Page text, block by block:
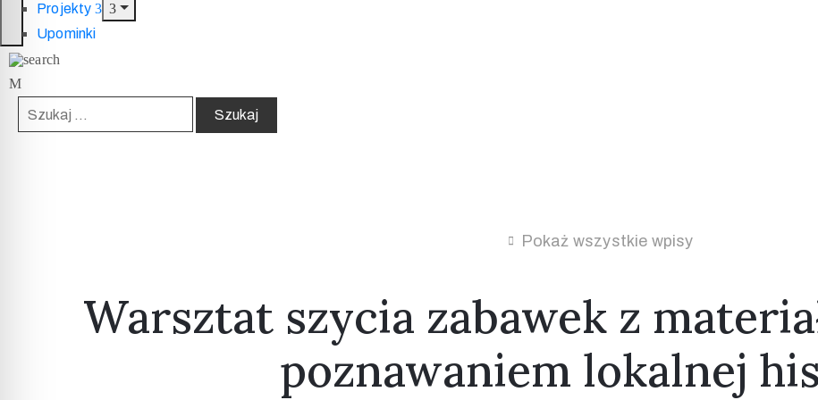
Projekty
Upominki
Pokaż wszystkie wpisy
Warsztat szycia zabawek z
poznawaniem lokalnej